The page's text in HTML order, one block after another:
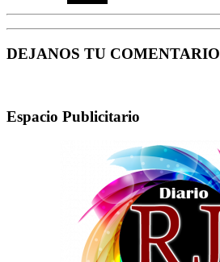
DEJANOS TU COMENTARIO
Espacio Publicitario